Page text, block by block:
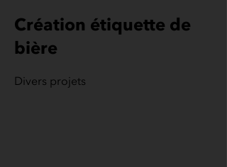
Création étiquette de
bière
Divers projets